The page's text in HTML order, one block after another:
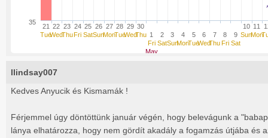
21
Tue
22
Wed
23
Thu
24
Fri
25
Sat
26
Sun
27
Mon
28
Tue
29
Wed
30
Thu 1
Fri
May
2
Sat
3
Sun
4
Mon
5
Tue
6
Wed
7
Thu
8
Fri
9
Sat
10
Sun
11
Mon
35
llindsay007
Kedves Anyucik és Kismamák !
Férjemmel úgy döntöttünk január végén, hogy belevágunk a
lánya elhatározza, hogy nem gördít akadály a fogamzás útjába és